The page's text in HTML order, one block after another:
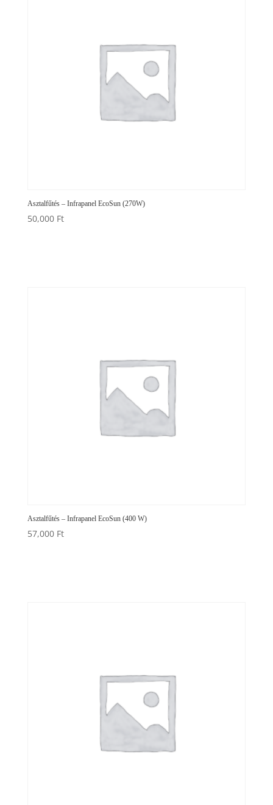
Asztalfűtés – Infrapanel EcoSun (270W)
50,000 Ft
Asztalfűtés – Infrapanel EcoSun (400 W)
57,000 Ft